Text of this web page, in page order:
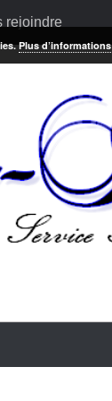
rejoindre
Plus d’informations